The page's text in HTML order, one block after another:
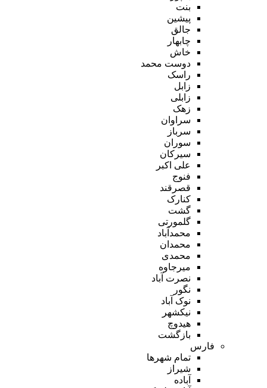
بنت
پیشین
جالق
چابهار
خاش
دوست محمد
راسک
زابل
زابلی
زهک
سراوان
سرباز
سوران
سیرکان
علی اکبر
فنوج
قصرقند
کنارک
گشت
گلمورتی
محمدآباد
محمدان
محمدی
میرجاوه
نصرت آباد
نگور
نوک آباد
نیکشهر
هیدوچ
بازگشت
فارس
تمام شهر‌ها
شیراز
آباده